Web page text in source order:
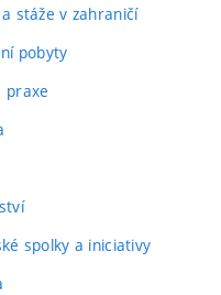
stáže v zahraničí
pobyty
praxe
spolky a iniciativy